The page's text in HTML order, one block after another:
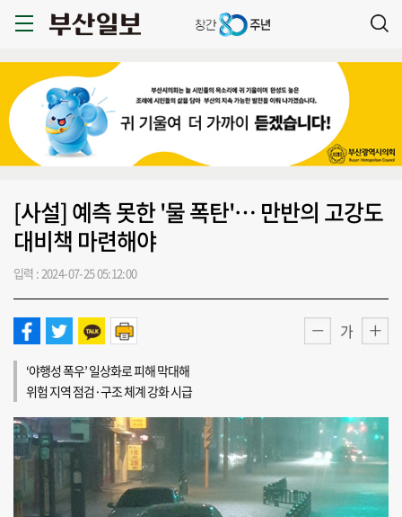
[사설] 예측 못한 '물 폭탄'… 만반의 고강도
대비책 마련해야
입력 : 2024-07-25 05:12:00
가
‘야행성 폭우’ 일상화로 피해 막대해
위험 지역 점검·구조 체계 강화 시급